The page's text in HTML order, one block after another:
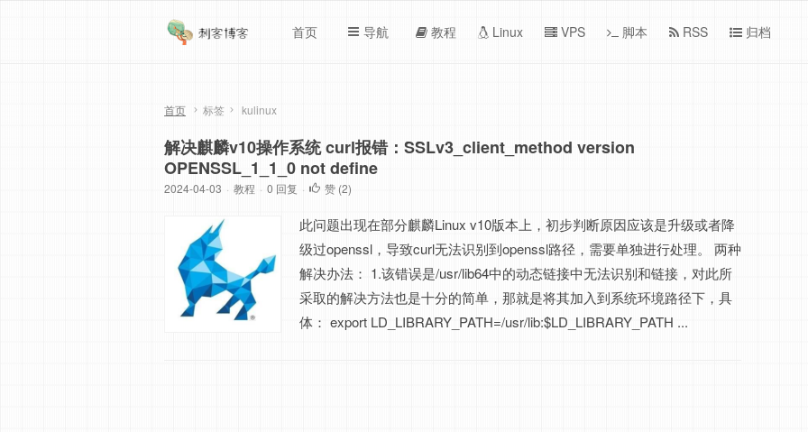
首页 导航 教程 Linux VPS 脚本 RSS 归档
首页 标签 kulinux
解决麒麟v10操作系统 curl报错：SSLv3_client_method version
OPENSSL_1_1_0 not define
2024-04-03 · 教程 · 0 回复 · 赞 (2)
此问题出现在部分麒麟Linux v10版本上，初步判断原因应该是升级或者降
级过openssl，导致curl无法识别到openssl路径，需要单独进行处理。 两种
解决办法： 1.该错误是/usr/lib64中的动态链接中无法识别和链接，对此所
采取的解决方法也是十分的简单，那就是将其加入到系统环境路径下，具
体： export LD_LIBRARY_PATH=/usr/lib:$LD_LIBRARY_PATH ...